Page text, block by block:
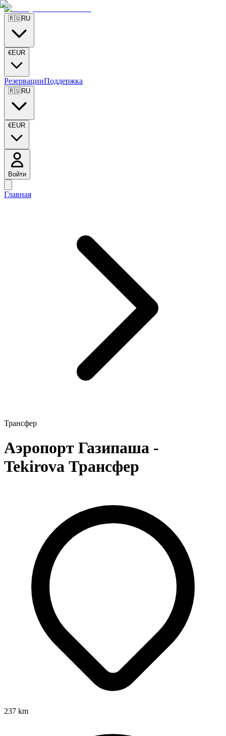
🇷🇺RU
€EUR
РезервацииПоддержка
🇷🇺RU
€EUR
Войти
Главная
Трансфер
Аэропорт Газипаша -
Tekirova Трансфер
237 km